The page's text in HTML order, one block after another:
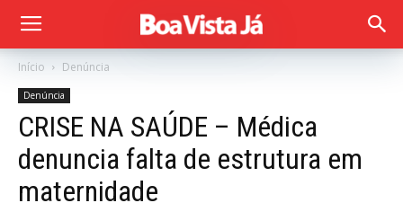
Início Denúncia
Denúncia
CRISE NA SAÚDE – Médica
denuncia falta de estrutura em
maternidade